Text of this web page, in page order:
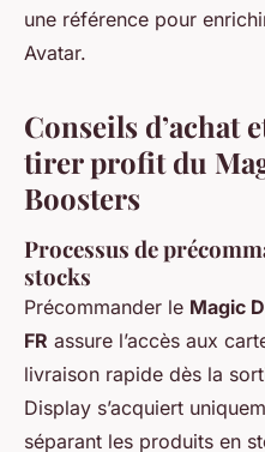
une référence pour
Avatar.
Conseils d’achat
tirer profit du
Boosters
Processus de
stocks
Précommander le Magic
FR assure l’accès aux
livraison rapide dès la
Display s’acquiert
séparant les produits en